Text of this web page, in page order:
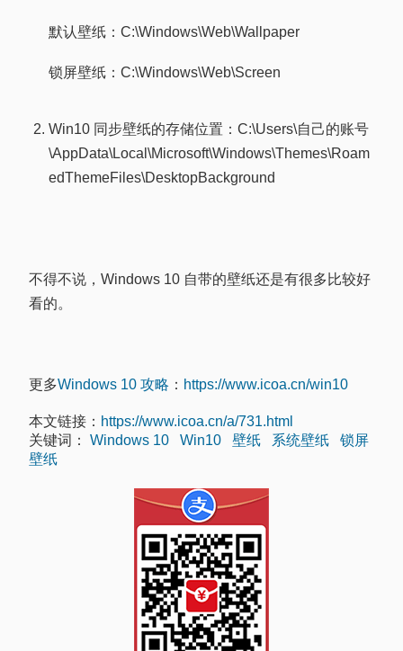
默认壁纸：C:\Windows\Web\Wallpaper
锁屏壁纸：C:\Windows\Web\Screen
Win10 同步壁纸的存储位置：C:\Users\自己的账号
\AppData\Local\Microsoft\Windows\Themes\Roam
edThemeFiles\DesktopBackground
不得不说，Windows 10 自带的壁纸还是有很多比较好
看的。
更多Windows 10 攻略 ： https://www.icoa.cn/win10
本文链接： https://www.icoa.cn/a/731.html
关键词： Windows 10 Win10 壁纸 系统壁纸
锁屏
壁纸